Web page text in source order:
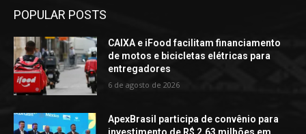
POPULAR POSTS
CAIXA e iFood facilitam financiamento
de motos e bicicletas elétricas para
entregadores
6 de agosto de 2026
ApexBrasil participa de convênio para